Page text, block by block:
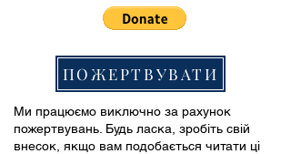
ПОЖЕРТВУВАТИ
Ми працюємо виключно за рахунок
пожертвувань. Будь ласка, зробіть свій
внесок, якщо вам подобається читати ці